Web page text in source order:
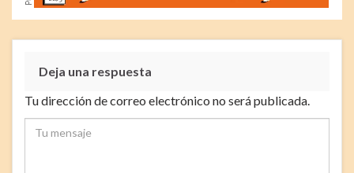
Deja una respuesta
Tu dirección de correo electrónico no será publicada.